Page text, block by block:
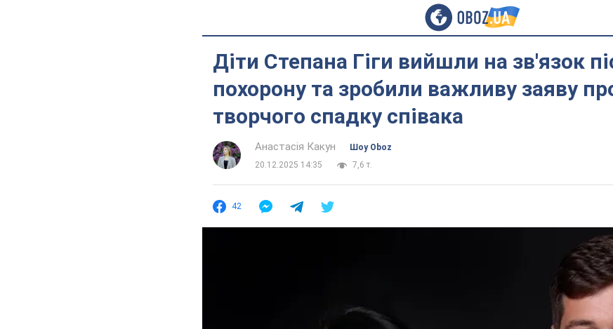
Діти Степана Гіги вийшли на зв'язок
похорону та зробили важливу заяву
творчого спадку співака
Анастасія Какун
Шоу Oboz
20.12.2025 14:35
7,6 т.
42